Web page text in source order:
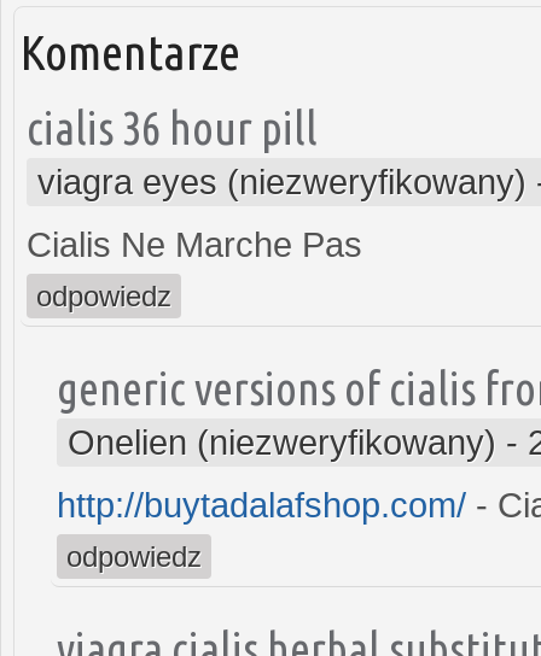
Komentarze
cialis 36 hour pill
viagra eyes (niezweryfikowany)
Cialis Ne Marche Pas
odpowiedz
generic versions of cialis
Onelien (niezweryfikowany) -
http://buytadalafshop.com/ -
odpowiedz